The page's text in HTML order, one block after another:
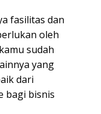
fasilitas dan
oleh
sudah
yang
dari
bagi bisnis